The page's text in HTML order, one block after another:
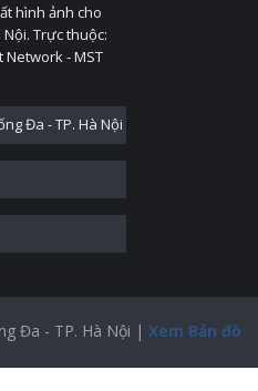
hình ảnh cho
Trực thuộc:
Network - MST
Đa - TP. Hà Nội
Đa - TP. Hà Nội | Xem Bản đồ